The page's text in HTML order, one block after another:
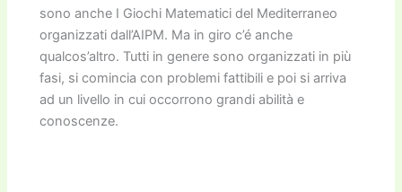
sono anche I Giochi Matematici del Mediterraneo
organizzati dall’AIPM. Ma in giro c’é anche
qualcos’altro. Tutti in genere sono organizzati in più
fasi, si comincia con problemi fattibili e poi si arriva
ad un livello in cui occorrono grandi abilità e
conoscenze.